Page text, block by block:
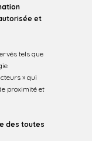
et
tels que
» qui
proximité et
des toutes